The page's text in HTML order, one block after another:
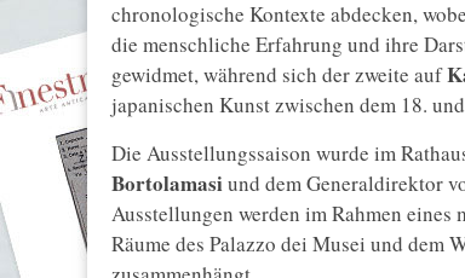
chronologische Kontexte abdecken,
die menschliche Erfahrung und ihre
gewidmet, während sich der zweite auf
japanischen Kunst zwischen dem 18.
Die Ausstellungssaison wurde im
Bortolamasiund dem Generaldirektor
Ausstellungen werden im Rahmen
Räume des Palazzo dei Musei und dem